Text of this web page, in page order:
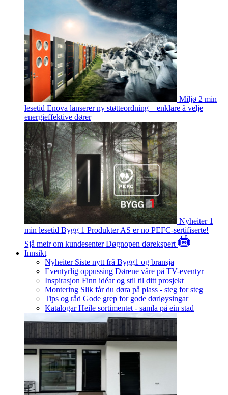
Miljø 2 min
lesetid Enova lanserer ny støtteordning – enklare å velje
energieffektive dører
Nyheiter 1
min lesetid Bygg 1 Produkter AS er no PEFC-sertifiserte!
Sjå meir om kundesenterDøgnopen dørekspert
Innsikt
Nyheiter Siste nytt frå Bygg1 og bransja
Eventyrlig oppussing Dørene våre på TV-eventyr
Inspirasjon Finn idéar og stil til ditt prosjekt
Montering Slik får du døra på plass - steg for steg
Tips og råd Gode grep for gode dørløysingar
Katalogar Heile sortimentet - samla på ein stad